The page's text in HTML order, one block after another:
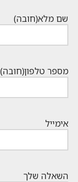
שם מלא(חובה)
מספר טלפון(חובה)
אימייל
השאלה שלך